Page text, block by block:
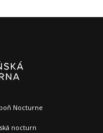
Nocturne
nocturn